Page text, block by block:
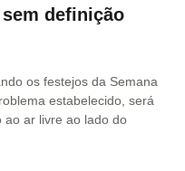
definição
os festejos da Semana
estabelecido, será
ao ar livre ao lado do